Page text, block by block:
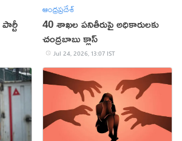
ఆంధ్రప్రదేశ్
40 శాఖల పనితీరుపై అధికారులకు
చంద్రబాబు క్లాస్
Jul 24, 2026, 13:07 IST